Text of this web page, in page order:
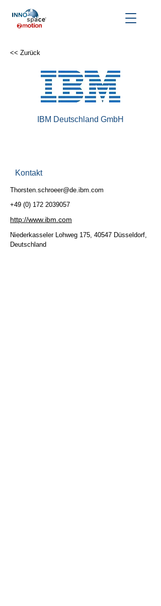
<< Zurück
IBM Deutschland GmbH
Kontakt
Thorsten.schroeer@de.ibm.com
+49 (0) 172 2039057
http://www.ibm.com
Niederkasseler Lohweg 175, 40547 Düsseldorf,
Deutschland